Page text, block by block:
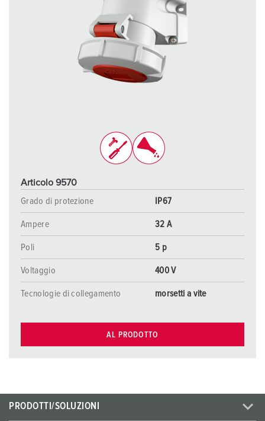
Articolo 9570
Grado di protezione
IP67
Ampere 32 A
Poli 5 p
Voltaggio 400 V
Tecnologie di collegamento morsetti a vite
AL PRODOTTO
PRODOTTI/SOLUZIONI